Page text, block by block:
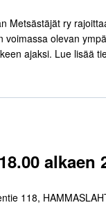
Metsästäjät ry
olevan
ajaksi. Lue lisää
alkaen
118,